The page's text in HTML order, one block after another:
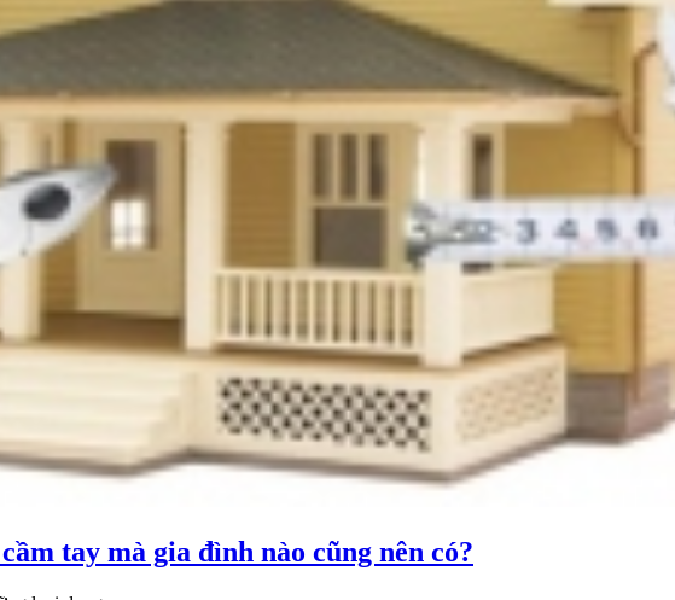
tay mà gia đình nào cũng nên có?